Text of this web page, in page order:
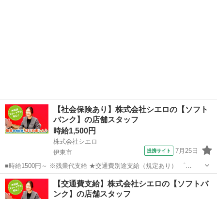
【社会保険あり】株式会社シエロの【ソフト
バンク】の店舗スタッフ
時給1,500円
株式会社シエロ
伊東市
提携サイト 7月25日
■時給1500円～ ※残業代支給 ★交通費別途支給（規定あり） ゜
+゜・。○。・゜+゜・。○。・゜+゜ 入社祝い金10万円支給(規定有) お
友達を紹介頂くと, インセンティブ支給(規定有) ★月2回払い・週払い
可能（規...
静岡 伊東市 携帯ショップ
【交通費支給】株式会社シエロの【ソフトバ
ンク】の店舗スタッフ